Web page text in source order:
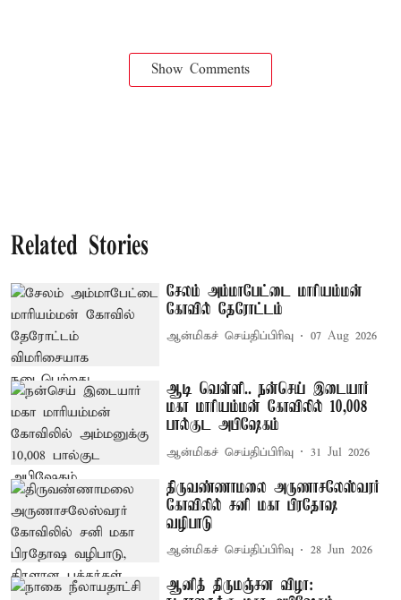
Show Comments
Related Stories
சேலம் அம்மாபேட்டை மாரியம்மன்
கோவில் தேரோட்டம்
ஆன்மிகச் செய்திப்பிரிவு 07 Aug 2026
ஆடி வெள்ளி.. நன்செய் இடையார்
மகா மாரியம்மன் கோவிலில் 10,008
பால்குட அபிஷேகம்
ஆன்மிகச் செய்திப்பிரிவு 31 Jul 2026
திருவண்ணாமலை அருணாசலேஸ்வரர்
கோவிலில் சனி மகா பிரதோஷ
வழிபாடு
ஆன்மிகச் செய்திப்பிரிவு 28 Jun 2026
ஆனித் திருமஞ்சன விழா: